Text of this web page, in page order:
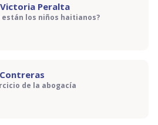
Peralta
están los niños haitianos?
de la abogacía